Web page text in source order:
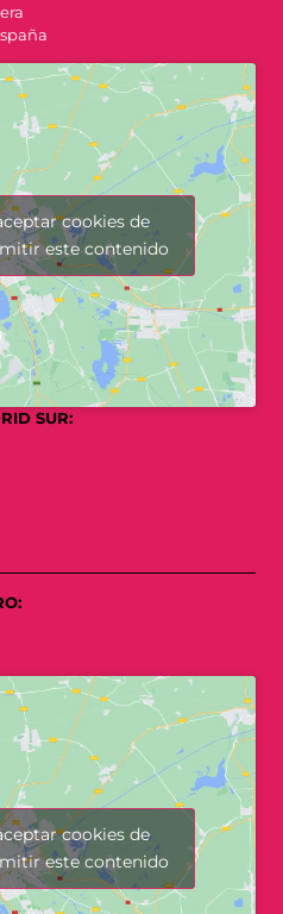
cookies de
este contenido
SUR:
cookies de
este contenido